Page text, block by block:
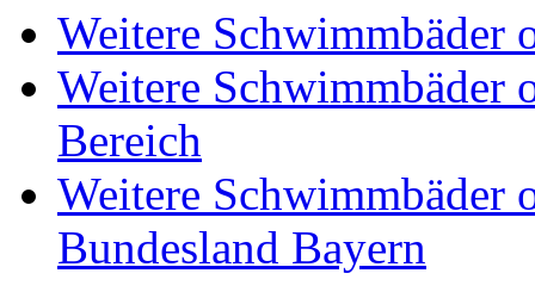
Weitere Schwimmbäder
Weitere Schwimmbäder
Bereich
Weitere Schwimmbäder
Bundesland Bayern